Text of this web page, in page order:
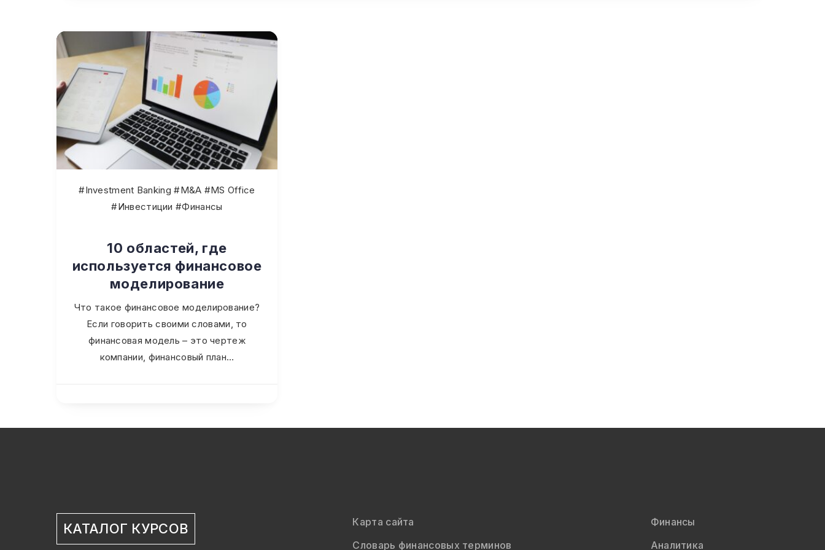
#Investment Banking #M&A #MS Office
#Инвестиции #Финансы
10 областей, где
используется финансовое
моделирование
Что такое финансовое моделирование?
Если говорить своими словами, то
финансовая модель – это чертеж
компании, финансовый план…
КАТАЛОГ КУРСОВ
Карта сайта
Словарь финансовых терминов
Финансы
Аналитика